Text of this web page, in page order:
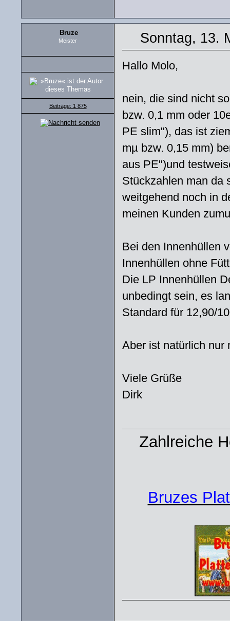
Bruze
Meister
Beiträge: 1 875
Sonntag, 13.
Hallo Molo,
nein, die sind nicht
bzw. 0,1 mm oder
PE slim"), das ist
mµ bzw. 0,15 mm)
aus PE")und
Stückzahlen man da
weitgehend noch in
meinen Kunden
Bei den Innenhüllen
Innenhüllen ohne
Die LP Innenhüllen
unbedingt sein, es
Standard für 12,90/
Aber ist natürlich nur
Viele Grüße
Dirk
Zahlreiche
Bruzes